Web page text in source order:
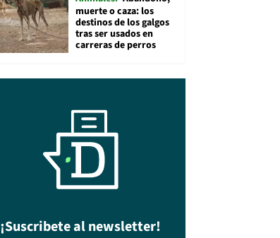
muerte o caza: los
destinos de los galgos
tras ser usados en
carreras de perros
¡Suscribete al newsletter!